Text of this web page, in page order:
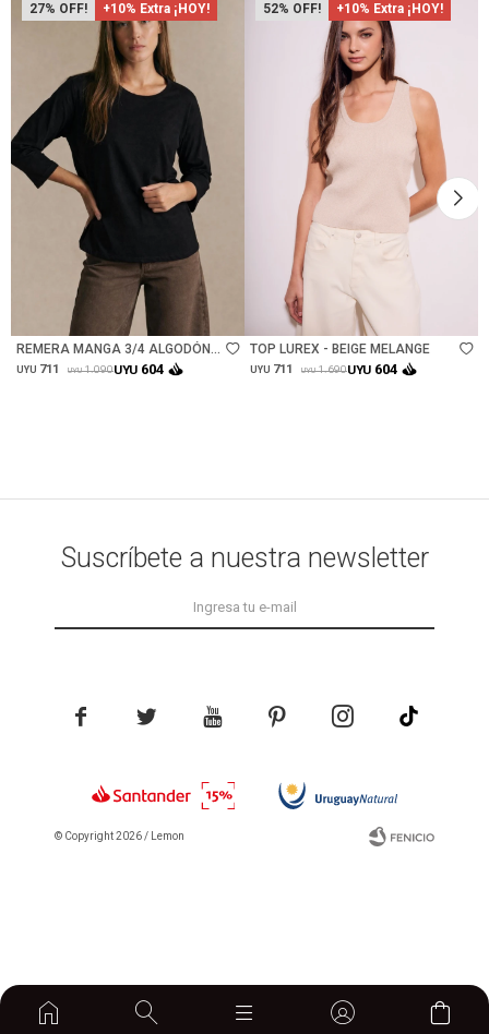
home 
27 +10% Extra ¡HOY!
Talle
REMERA MANGA 3/4 ALGODÓN
ELASTANO - NEGRO
UYU 711 UYU 1.090UYU 604
52 +10% Extra ¡HOY!
Talle
TOP LUREX - BEIGE MELANGE
UYU 711 UYU 1.690UYU 604
Suscríbete a nuestra newsletter
    
© Copyright 2026 / Lemon
Fenicio